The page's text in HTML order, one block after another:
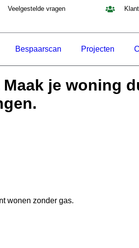
Veelgestelde vragen
Bespaarscan Projecten
je woning
wonen zonder gas.